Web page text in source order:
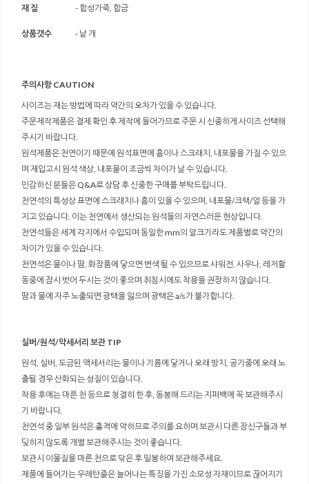
재 질
- 합성가죽, 합금
상품갯수 - 낱 개
주의사항 CAUTION
사이즈는 재는 방법에 따라 약간의 오차가 있을 수 있습니다.
주문제작제품은 결제 확인 후 제작에 들어가므로 주문 시 신중하게 사이즈 선택해
주시기 바랍니다.
원석제품은 천연이기 때문에 원석표면에 흠이나 스크래치, 내포물을 가질 수 있으
며 재입고시 원석 색상, 내포물이 조금씩 차이가 날 수 있습니다.
민감하신 분들은 Q&A로 상담 후 신중한 구매를 부탁드립니다.
천연석의 특성상 표면에 스크래치나 흠이 있을 수 있으며, 내포물/크랙/얼 등을 가
지고 있습니다. 이는 천연에서 생산되는 원석들의 자연스러운 현상입니다.
천연석들은 세계 각지에서 수입되며 동일한 mm의 알크기라도 제품별로 약간의
차이가 있을 수 있습니다.
천연석은 물이나 땀, 화장품에 닿으면 변색 될 수 있으므로 샤워전, 사우나, 레저활
동중에 잠시 벗어 두시는 것이 좋으며 취침시에도 착용을 권장하지 않습니다.
땀과 물에 자주 노출되면 광택을 잃으며 광택은 a/s가 불가합니다.
실버/원석/악세서리 보관 TIP
원석, 실버, 도금된 액세서리는 물이나 기름에 닿거나 오래 방치, 공기중에 오래 노
출될 경우 산화되는 성질이 있습니다.
착용 후에는 마른 천 등으로 청결히 한 후, 동봉해 드리는 지퍼백에 꼭 보관해주시
기 바랍니다.
천연석 중 일부 원석은 충격에 약하므로 주의를 요하며 보관시 다른 장신구들과 부
딪히지 않도록 개별 보관해주시는 것이 좋습니다.
보관시 이물질을 마른 천으로 닦은 후 밀봉하여 보관해주세요.
제품에 들어가는 우레탄줄은 늘어나는 특징을 가진 소모성 자재이므로 끊어지기